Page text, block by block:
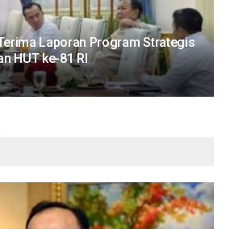
Laporan Program Strategis
HUT ke-81 RI